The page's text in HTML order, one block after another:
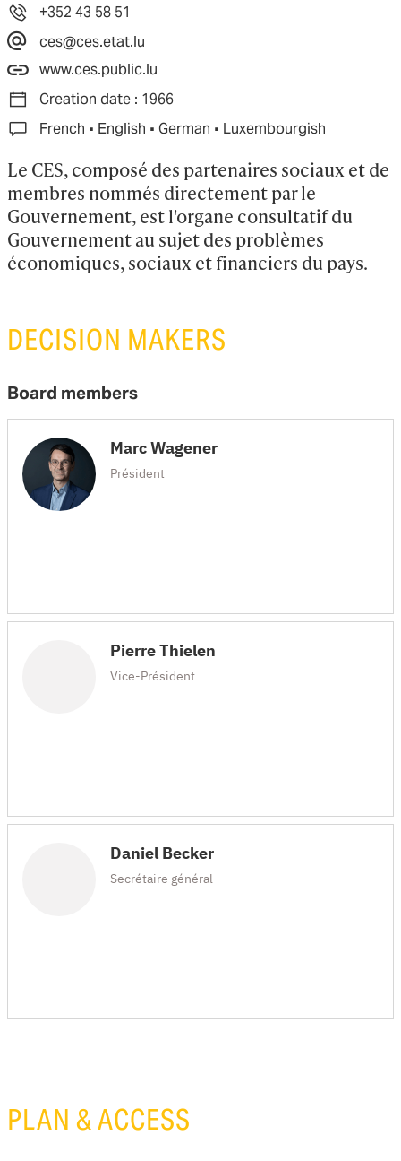
+352 43 58 51
ces@ces.etat.lu
www.ces.public.lu
Creation date : 1966
French · English · German · Luxembourgish
Le CES, composé des partenaires sociaux et de
membres nommés directement par le
Gouvernement, est l'organe consultatif du
Gouvernement au sujet des problèmes
économiques, sociaux et financiers du pays.
DECISION MAKERS
Board members
Marc Wagener
Président
Pierre Thielen
Vice-Président
Daniel Becker
Secrétaire général
PLAN & ACCESS